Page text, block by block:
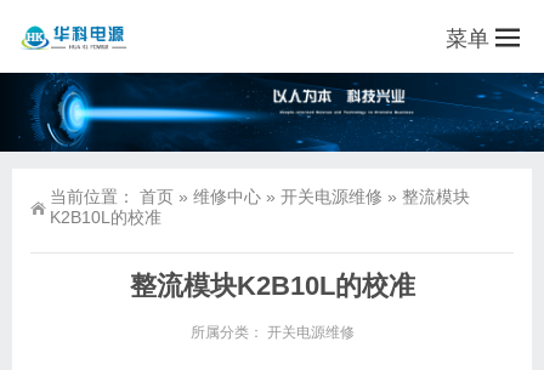
菜单
当前位置： 首页 » 维修中心 » 开关电源维修 » 整流模块
K2B10L的校准
整流模块K2B10L的校准
所属分类： 开关电源维修